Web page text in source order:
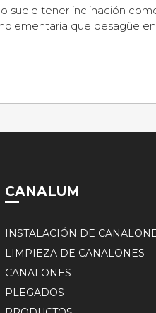
suele tener inclinación
que desagüe en
CANALUM
INSTALACIÓN DE
LIMPIEZA DE CANALONES
CANALONES
PLEGADOS